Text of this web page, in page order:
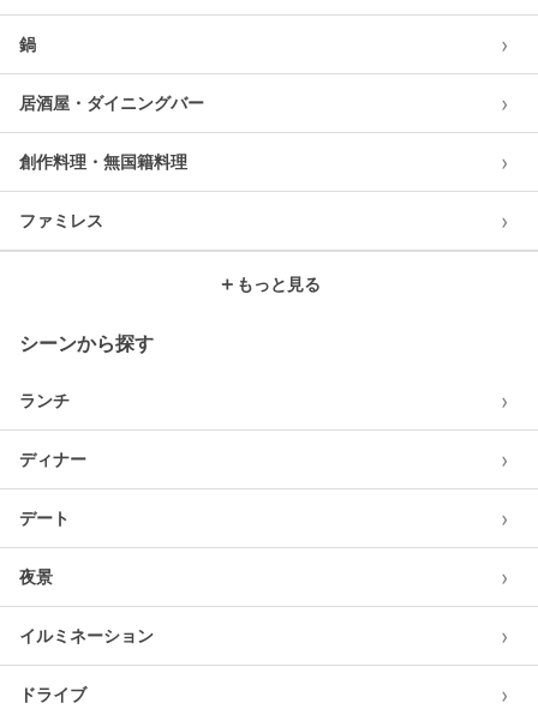
鍋 ›
居酒屋・ダイニングバー ›
創作料理・無国籍料理 ›
ファミレス ›
＋ もっと見る
シーンから探す
ランチ ›
ディナー ›
デート ›
夜景 ›
イルミネーション ›
ドライブ ›